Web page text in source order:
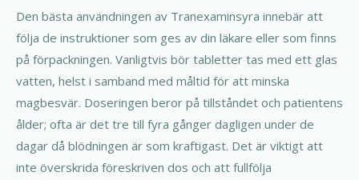
Den bästa användningen av Tranexaminsyra innebär att
följa de instruktioner som ges av din läkare eller som finns
på förpackningen. Vanligtvis bör tabletter tas med ett glas
vatten, helst i samband med måltid för att minska
magbesvär. Doseringen beror på tillståndet och patientens
ålder; ofta är det tre till fyra gånger dagligen under de
dagar då blödningen är som kraftigast. Det är viktigt att
inte överskrida föreskriven dos och att fullfölja